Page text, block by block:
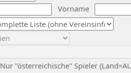
Vorname
Nur "österreichische" Spieler